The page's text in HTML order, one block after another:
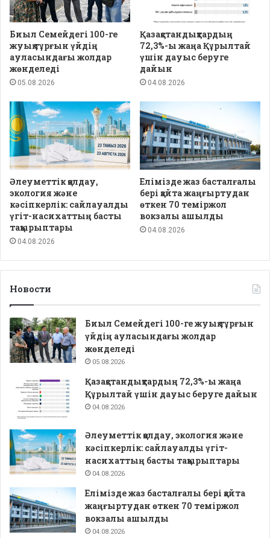
Биыл Семейдегі 100-ге
жуық тұрғын үйдің
ауласындағы жолдар
жөнделеді
05.08.2026
Қазақстандықтардың
72,3%-ы жаңа Құрылтай
үшін дауыс беруге
дайын
04.08.2026
Әлеуметтік қолдау,
экология және
кәсіпкерлік: сайлауалды
үгіт-насихаттың басты
тақырыптары
04.08.2026
Елімізде жаз басталғалы
бері қайта жаңғыртудан
өткен 70 теміржол
вокзалы ашылды
04.08.2026
Новости
Биыл Семейдегі 100-ге жуық тұрғын
үйдің ауласындағы жолдар
жөнделеді
05.08.2026
Қазақстандықтардың 72,3%-ы жаңа
Құрылтай үшін дауыс беруге дайын
04.08.2026
Әлеуметтік қолдау, экология және
кәсіпкерлік: сайлауалды үгіт-
насихаттың басты тақырыптары
04.08.2026
Елімізде жаз басталғалы бері қайта
жаңғыртудан өткен 70 теміржол
вокзалы ашылды
04.08.2026